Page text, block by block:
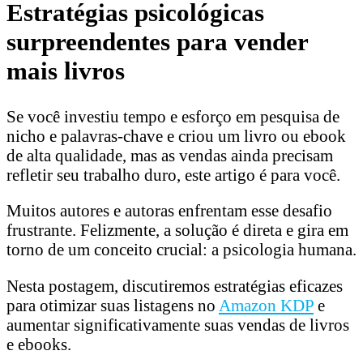
Estratégias psicológicas
surpreendentes para vender
mais livros
Se você investiu tempo e esforço em pesquisa de
nicho e palavras-chave e criou um livro ou ebook
de alta qualidade, mas as vendas ainda precisam
refletir seu trabalho duro, este artigo é para você.
Muitos autores e autoras enfrentam esse desafio
frustrante. Felizmente, a solução é direta e gira em
torno de um conceito crucial: a psicologia humana.
Nesta postagem, discutiremos estratégias eficazes
para otimizar suas listagens no Amazon KDP e
aumentar significativamente suas vendas de livros
e ebooks.